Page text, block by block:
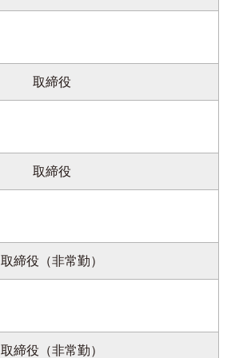
取締役
取締役
取締役（非常勤）
取締役（非常勤）